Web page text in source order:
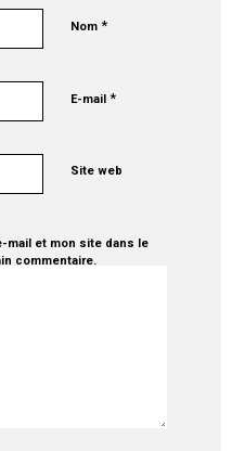
Nom*
E-mail*
Site web
mail et mon site dans le
commentaire.